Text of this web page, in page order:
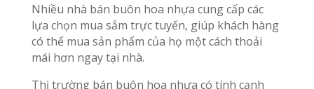
Nhiều nhà bán buôn hoa nhựa cung cấp các
lựa chọn mua sắm trực tuyến, giúp khách hàng
có thể mua sản phẩm của họ một cách thoải
mái hơn ngay tại nhà.
Thị trường bán buôn hoa nhựa có tính cạnh